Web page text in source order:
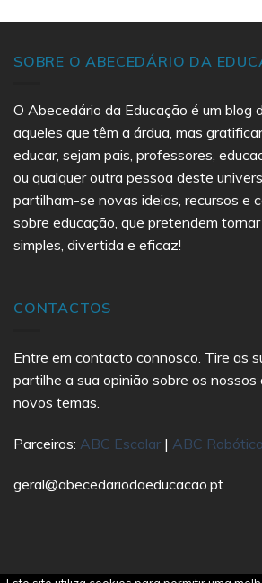
SOBRE O ABECEDÁRIO DA
O Abecedário da Educação é um blog
aqueles que têm a árdua, mas
educar, sejam pais, professores,
ou qualquer outra pessoa deste
partilham-se novas ideias, recursos e
sobre educação, que pretendem
simples, divertida e eficaz!
CONTACTOS
Entre em contacto connosco. Tire as
partilhe a sua opinião sobre os
novos temas.
Parceiros: ABC Escolar | ABC Robótica
geral@abecedariodaeducacao.pt